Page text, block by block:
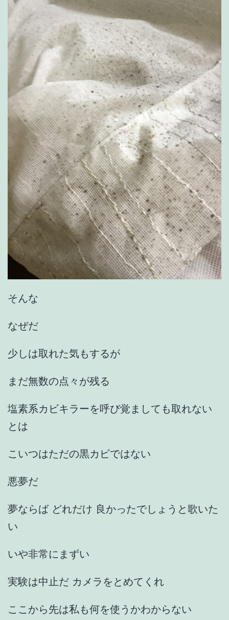
そんな
なぜだ
少しは取れた気もするが
まだ無数の点々が残る
塩素系カビキラーを呼び覚ましても取れない
とは
こいつはただの黒カビではない
悪夢だ
夢ならば どれだけ 良かったでしょうと歌いた
い
いや非常にまずい
実験は中止だ カメラをとめてくれ
ここから先は私も何を使うかわからない